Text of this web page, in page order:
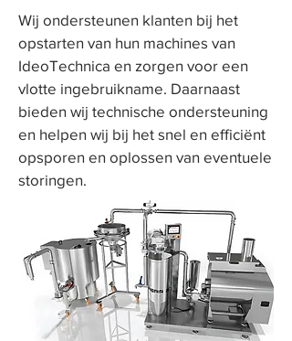
Wij ondersteunen klanten bij het
opstarten van hun machines van
IdeoTechnica en zorgen voor een
vlotte ingebruikname. Daarnaast
bieden wij technische ondersteuning
en helpen wij bij het snel en efficiënt
opsporen en oplossen van eventuele
storingen.